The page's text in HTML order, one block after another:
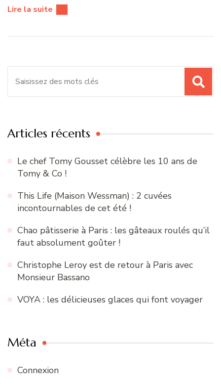
Lire la suite
Articles récents
Le chef Tomy Gousset célèbre les 10 ans de
Tomy & Co !
This Life (Maison Wessman) : 2 cuvées
incontournables de cet été !
Chao pâtisserie à Paris : les gâteaux roulés qu’il
faut absolument goûter !
Christophe Leroy est de retour à Paris avec
Monsieur Bassano
VOYA : les délicieuses glaces qui font voyager
Méta
Connexion